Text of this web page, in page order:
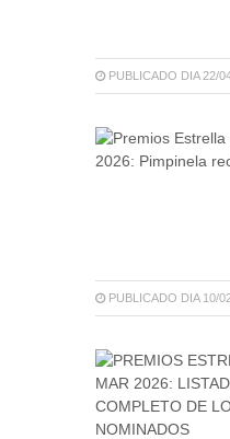
PUBLICADO DIA 22/
PUBLICADO DIA 10/